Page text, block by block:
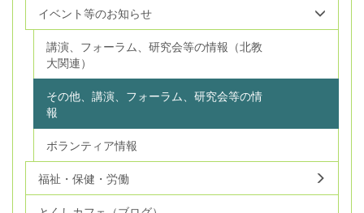
イベント等のお知らせ
講演、フォーラム、研究会等の情報（北教
大関連）
その他、講演、フォーラム、研究会等の情
報
ボランティア情報
福祉・保健・労働